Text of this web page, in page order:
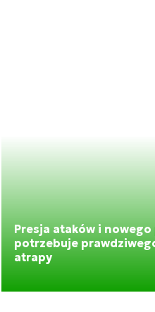
Presja ataków i
potrzebuje
atrapy